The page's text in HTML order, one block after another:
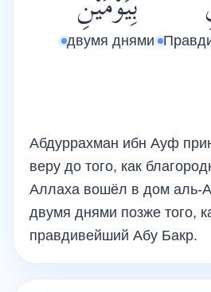
двумя днями
Абдуррахман ибн Ауф
веру до того, как
Аллаха вошёл в дом аль-
двумя днями позже того,
правдивейший Абу Бакр.